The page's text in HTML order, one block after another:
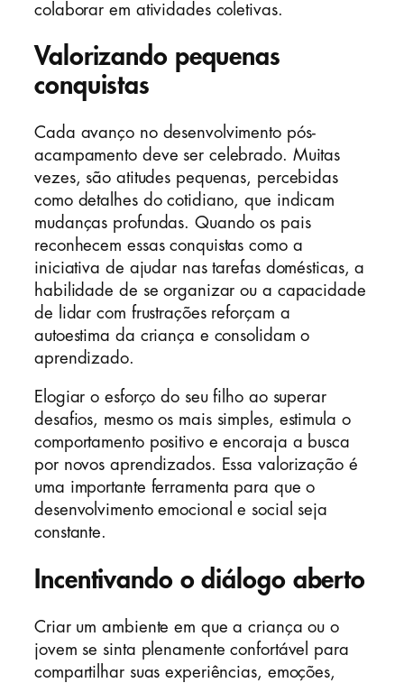
colaborar em atividades coletivas.
Valorizando pequenas
conquistas
Cada avanço no desenvolvimento pós-
acampamento deve ser celebrado. Muitas
vezes, são atitudes pequenas, percebidas
como detalhes do cotidiano, que indicam
mudanças profundas. Quando os pais
reconhecem essas conquistas como a
iniciativa de ajudar nas tarefas domésticas, a
habilidade de se organizar ou a capacidade
de lidar com frustrações reforçam a
autoestima da criança e consolidam o
aprendizado.
Elogiar o esforço do seu filho ao superar
desafios, mesmo os mais simples, estimula o
comportamento positivo e encoraja a busca
por novos aprendizados. Essa valorização é
uma importante ferramenta para que o
desenvolvimento emocional e social seja
constante.
Incentivando o diálogo aberto
Criar um ambiente em que a criança ou o
jovem se sinta plenamente confortável para
compartilhar suas experiências, emoções,